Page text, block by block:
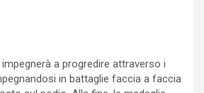
a progredire attraverso i
in battaglie faccia a faccia